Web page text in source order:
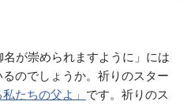
が崇められますように」には
のでしょうか。祈りのスター
たちの父よ」 です。祈りのス